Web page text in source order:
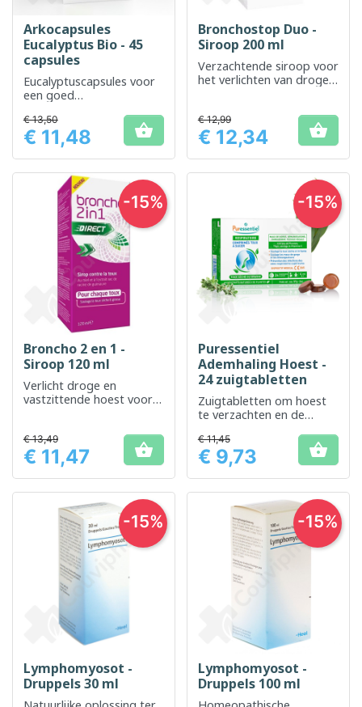
Arkocapsules
Eucalyptus Bio - 45
capsules
Eucalyptuscapsules voor
een goed
Prijs
€ 13,50
€ 11,48 
Bronchostop Duo -
Siroop 200 ml
Verzachtende siroop voor
het verlichten van droge
Prijs
€ 12,99
€ 12,34 
Broncho 2 en 1 -
Siroop 120 ml
Verlicht droge en
vastzittende hoest voor
Prijs
€ 13,49
€ 11,47 
-15%
Puressentiel
Ademhaling Hoest -
24 zuigtabletten
Zuigtabletten om hoest
te verzachten en de
Prijs
€ 11,45
€ 9,73 
-15%
Lymphomyosot -
Druppels 30 ml
-15%
Lymphomyosot -
Druppels 100 ml
-15%